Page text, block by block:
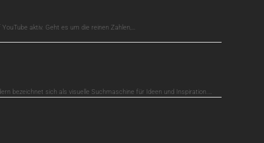
aktiv. Geht es um die reinen Zahlen,…
bezeichnet sich als visuelle Suchmaschine für Ideen und Inspiration.…